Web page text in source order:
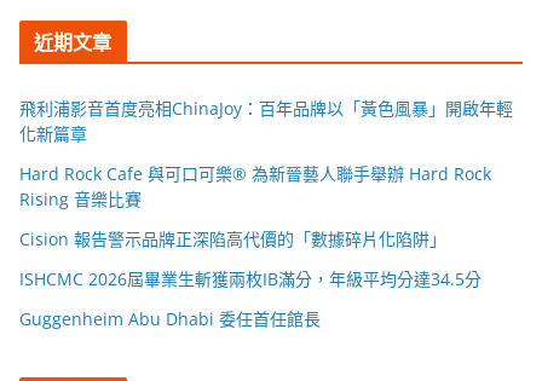
近期文章
飛利浦影音首度亮相ChinaJoy：百年品牌以「黃色風暴」開啟年輕
化新篇章
Hard Rock Cafe 與可口可樂® 為新晉藝人聯手舉辦 Hard Rock
Rising 音樂比賽
Cision 報告警示品牌正深陷高代價的「數據碎片化陷阱」
ISHCMC 2026屆畢業生斬獲兩枚IB滿分，年級平均分達34.5分
Guggenheim Abu Dhabi 委任首任館長